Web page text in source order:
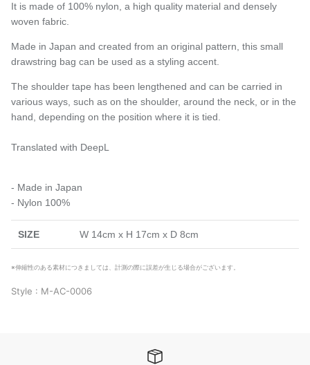
It is made of 100% nylon, a high quality material and densely
woven fabric.
Made in Japan and created from an original pattern, this small
drawstring bag can be used as a styling accent.
The shoulder tape has been lengthened and can be carried in
various ways, such as on the shoulder, around the neck, or in the
hand, depending on the position where it is tied.
Translated with DeepL
- Made in Japan
- Nylon 100%
SIZE W 14cm x H 17cm x D 8cm
※伸縮性のある素材につきましては、計測の際に誤差が生じる場合がございます。
Style : M-AC-0006